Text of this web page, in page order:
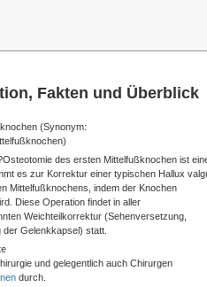
Fakten und Überblick
(Synonym:
des ersten Mittelfußknochen ist
es zur Korrektur einer typischen Hallux
Mittelfußknochens, indem der Knochen
Diese Operation findet in aller
Weichteilkorrektur (Sehenversetzung,
Gelenkkapsel) statt.
und gelegentlich auch Chirurgen
durch.